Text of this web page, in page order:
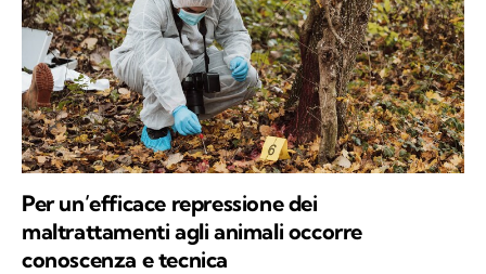
Per un’efficace repressione dei
maltrattamenti agli animali occorre
conoscenza e tecnica